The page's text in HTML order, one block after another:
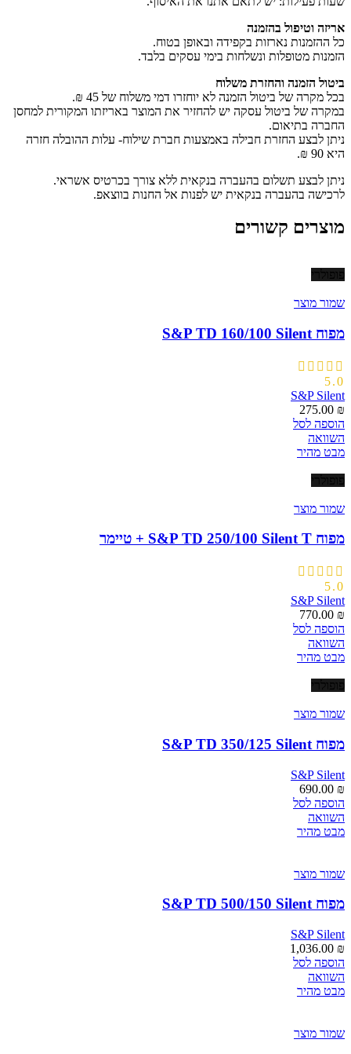
אריזה וטיפול בהזמנה
כל ההזמנות נארזות בקפידה ובאופן בטוח.
הזמנות מטופלות ונשלחות בימי עסקים בלבד.
ביטול הזמנה והחזרת משלוח
בכל מקרה של ביטול הזמנה לא יוחזרו דמי משלוח של 45 ₪.
במקרה של ביטול עסקה יש להחזיר את המוצר באריזתו המקורית למחסן
החברה בתיאום.
ניתן לבצע החזרת חבילה באמצעות חברת שילוח- עלות ההובלה חזרה
היא 90 ₪.
ניתן לבצע תשלום בהעברה בנקאית ללא צורך בכרטיס אשראי.
לרכישה בהעברה בנקאית יש לפנות אל החנות בווצאפ.
מוצרים קשורים
פופולרי
שמור מוצר
מפוח S&P TD 160/100 Silent
5.0
S&P Silent
275.00 ₪
הוספה לסל
השוואה
מבט מהיר
פופולרי
שמור מוצר
מפוח S&P TD 250/100 Silent T + טיימר
5.0
S&P Silent
770.00 ₪
הוספה לסל
השוואה
מבט מהיר
פופולרי
שמור מוצר
מפוח S&P TD 350/125 Silent
S&P Silent
690.00 ₪
הוספה לסל
השוואה
מבט מהיר
שמור מוצר
מפוח S&P TD 500/150 Silent
S&P Silent
1,036.00 ₪
הוספה לסל
השוואה
מבט מהיר
שמור מוצר